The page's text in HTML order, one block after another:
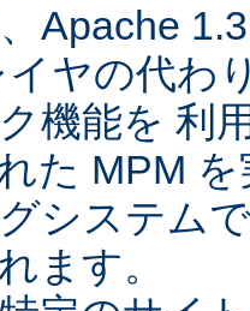
Apache
イヤの代わ
機能を 利
た MPM
システム
ます。